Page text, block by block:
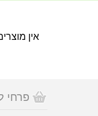
אין
פרחי